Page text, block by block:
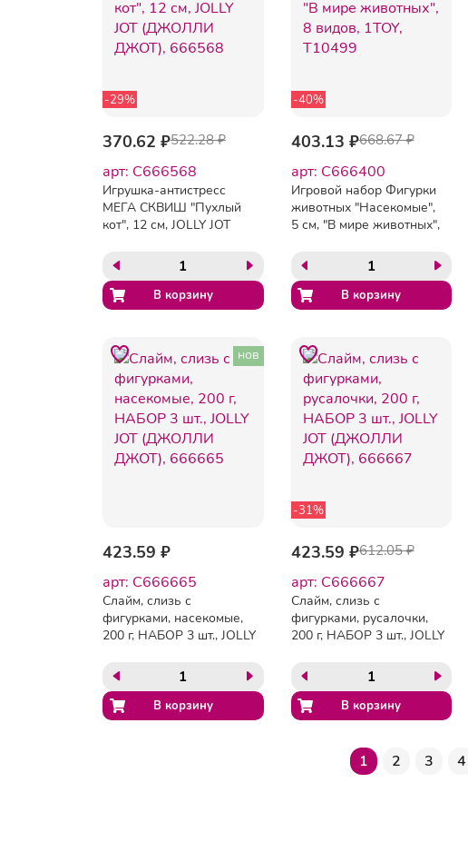
-29%
370.62 ₽522.28 ₽
арт: C666568
Игрушка-антистресс
МЕГА СКВИШ "Пухлый
кот", 12 см, JOLLY JOT
666568
-40%
403.13 ₽668.67 ₽
арт: C666400
Игровой набор Фигурки
животных "Насекомые",
5 см, "В мире животных",
нов
423.59 ₽
арт: C666665
Слайм, слизь с
фигурками, насекомые,
200 г, НАБОР 3 шт., JOLLY
666665
-31%
423.59 ₽612.05 ₽
арт: C666667
Слайм, слизь с
фигурками, русалочки,
200 г, НАБОР 3 шт., JOLLY
666667
1 2 3 4